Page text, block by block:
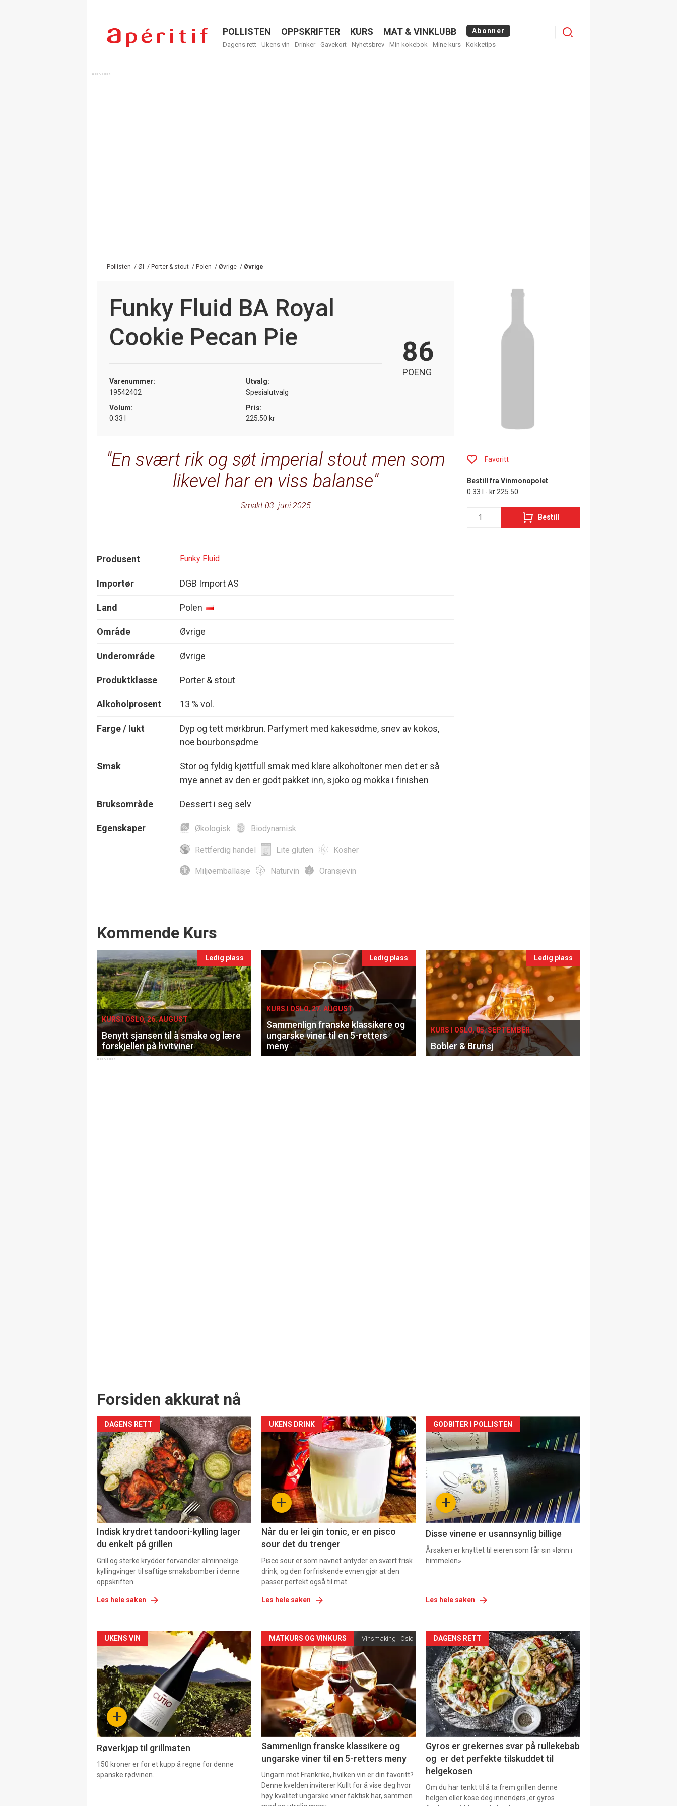
Menu
POLLISTEN OPPSKRIFTER KURS MAT & VINKLUBB Abonner
Dagens rett Ukens vin Drinker Gavekort Nyhetsbrev Min kokebok Mine kurs Kokketips
Menu
Pollisten / Øl / Porter & stout / Polen / Øvrige / Øvrige
Funky Fluid BA Royal
Cookie Pecan Pie
Varenummer:
19542402
Utvalg:
Spesialutvalg
Volum:
0.33 l
Pris:
225.50 kr
86
POENG
En svært rik og søt imperial stout men som
likevel har en viss balanse
Smakt 03. juni 2025
Produsent Funky Fluid
Importør DGB Import AS
Land Polen
Område Øvrige
Underområde Øvrige
Produktklasse Porter & stout
Alkoholprosent 13 % vol.
Farge / lukt
Dyp og tett mørkbrun. Parfymert med kakesødme, snev av kokos,
noe bourbonsødme
Smak
Stor og fyldig kjøttfull smak med klare alkoholtoner men det er så
mye annet av den er godt pakket inn, sjoko og mokka i finishen
Bruksområde Dessert i seg selv
Egenskaper Økologisk Biodynamisk
Rettferdig handel Lite gluten Kosher
Miljøemballasje Naturvin Oransjevin
Favoritt
Bestill fra Vinmonopolet
0.33 l - kr 225.50
Bestill
Events
Kommende Kurs
Ledig plass
KURS I OSLO, 26. AUGUST
Benytt sjansen til å smake og lære
forskjellen på hvitviner
Ledig plass
KURS I OSLO, 27. AUGUST
Sammenlign franske klassikere og
ungarske viner til en 5-retters
meny
Ledig plass
KURS I OSLO, 05. SEPTEMBER
Bobler & Brunsj
Forsiden akkurat nå
DAGENS RETT
Indisk krydret tandoori-kylling lager
du enkelt på grillen
Grill og sterke krydder forvandler alminnelige
kyllingvinger til saftige smaksbomber i denne
oppskriften.
Les hele saken
Forsiden
akkurat
nå
-
+
UKENS DRINK
Når du er lei gin tonic, er en pisco
sour det du trenger
Pisco sour er som navnet antyder en svært frisk
drink, og den forfriskende evnen gjør at den
passer perfekt også til mat.
Les hele saken
Forsiden
akkurat
nå
3 +
GODBITER I POLLISTEN
Disse vinene er usannsynlig billige
Årsaken er knyttet til eieren som får sin «lønn i
himmelen».
Les hele saken
Forsiden
akkurat
nå
-
4 +
UKENS VIN
Røverkjøp til grillmaten
150 kroner er for et kupp å regne for denne
spanske rødvinen.
Forsiden
akkurat
nå
-
5
MATKURS OG VINKURS Vinsmaking i Oslo
Sammenlign franske klassikere og
ungarske viner til en 5-retters meny
Ungarn mot Frankrike, hvilken vin er din favoritt?
Denne kvelden inviterer Kullt for å vise deg hvor
høy kvalitet ungarske viner faktisk har, sammen
Forsiden
akkurat
nå
-
6
DAGENS RETT
Gyros er grekernes svar på rullekebab
og er det perfekte tilskuddet til
helgekosen
Om du har tenkt til å ta frem grillen denne
helgen eller kose deg innendørs ,er gyros